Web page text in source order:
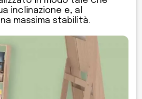
inclinazione e, al
massima stabilità.